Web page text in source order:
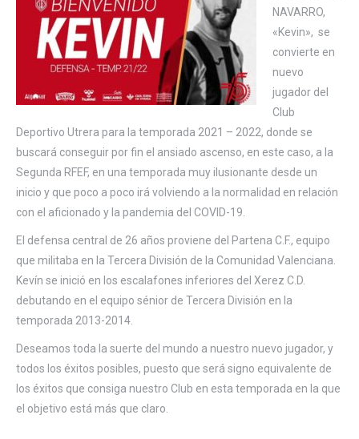
NAVARRO,
«Kevin», se
convierte en
nuevo
jugador del
Club
Deportivo Utrera para la temporada 2021 – 2022, donde se
buscará conseguir por fin el ansiado ascenso, en este caso, a la
Segunda RFEF, en una temporada muy ilusionante desde un
inicio y que poco a poco irá volviendo a la normalidad en relación
con el aficionado y la pandemia del COVID-19.
El defensa central de 26 años proviene del Partena C.F., equipo
que militaba en la Tercera División de la Comunidad Valenciana.
Kevín se inició en los escalafones inferiores del Xerez C.D.
debutando en el equipo sénior de Tercera División en la
temporada 2013-2014.
Deseamos toda la suerte del mundo a nuestro nuevo jugador, y
todos los éxitos posibles, puesto que será signo equivalente de
los éxitos que consiga nuestro Club en esta temporada en la que
el objetivo está más que claro.